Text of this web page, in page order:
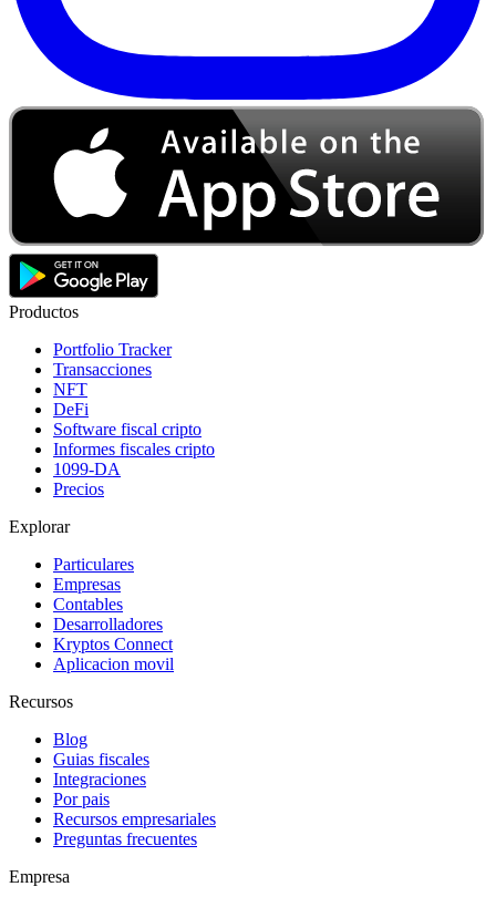
Productos
Portfolio Tracker
Transacciones
NFT
DeFi
Software fiscal cripto
Informes fiscales cripto
1099-DA
Precios
Explorar
Particulares
Empresas
Contables
Desarrolladores
Kryptos Connect
Aplicacion movil
Recursos
Blog
Guias fiscales
Integraciones
Por pais
Recursos empresariales
Preguntas frecuentes
Empresa